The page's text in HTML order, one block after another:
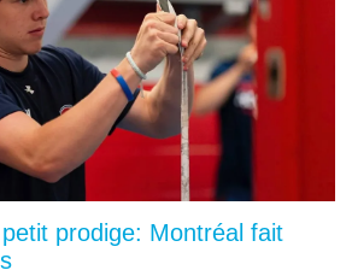
prodige: Montréal fait